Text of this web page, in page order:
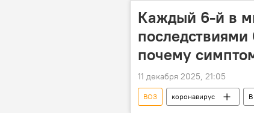
Каждый 6-й в
почему
11 декабря 2025, 21:05
ВОЗ коронавирус